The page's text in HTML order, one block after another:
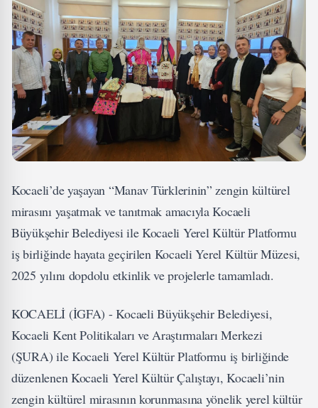
Kocaeli’de yaşayan “Manav Türklerinin” zengin kültürel
mirasını yaşatmak ve tanıtmak amacıyla Kocaeli
Büyükşehir Belediyesi ile Kocaeli Yerel Kültür Platformu
iş birliğinde hayata geçirilen Kocaeli Yerel Kültür Müzesi,
2025 yılını dopdolu etkinlik ve projelerle tamamladı.
KOCAELİ (İGFA) - Kocaeli Büyükşehir Belediyesi,
Kocaeli Kent Politikaları ve Araştırmaları Merkezi
(ŞURA) ile Kocaeli Yerel Kültür Platformu iş birliğinde
düzenlenen Kocaeli Yerel Kültür Çalıştayı, Kocaeli’nin
zengin kültürel mirasının korunmasına yönelik yerel kültür